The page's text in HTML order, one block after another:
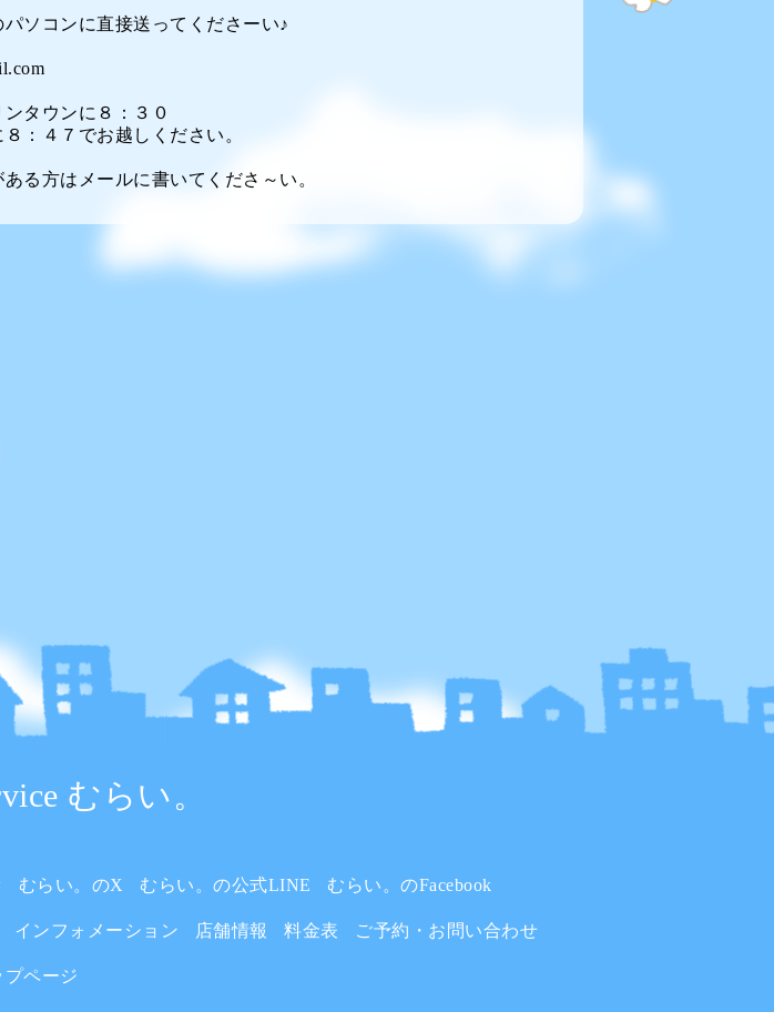
ソコンに直接送ってくださーい♪
タウンに８：３０
：４７でお越しください。
る方はメールに書いてくださ～い。
むらい。
むらい。のX むらい。の公式LINE むらい。のFacebook
インフォメーション 店舗情報 料金表 ご予約・お問い合わせ
プページ